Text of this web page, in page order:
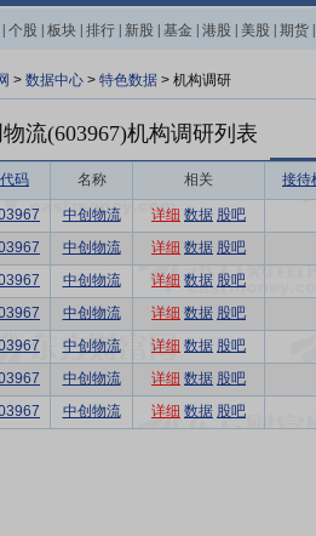
个股 板块 排行 新股 基金 港股 美股 期货
> 数据中心 > 特色数据 > 机构调研
流(603967)机构调研列表
代码 名称 相关 接待
中创物流 详细 数据 股吧
中创物流 详细 数据 股吧
中创物流 详细 数据 股吧
中创物流 详细 数据 股吧
中创物流 详细 数据 股吧
中创物流 详细 数据 股吧
中创物流 详细 数据 股吧